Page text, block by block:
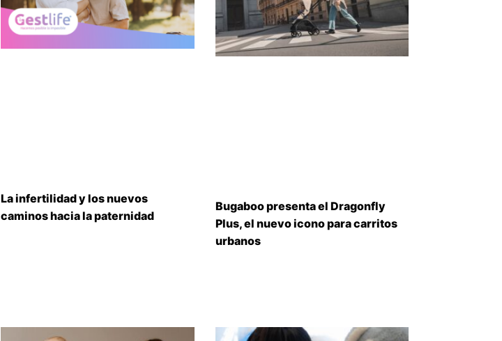
La infertilidad y los nuevos
caminos hacia la paternidad
Bugaboo presenta el Dragonfly
Plus, el nuevo icono para carritos
urbanos